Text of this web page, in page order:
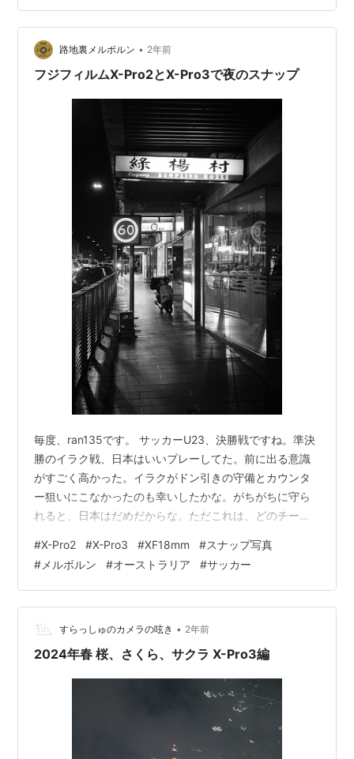
路地裏メルボルン • 2年前
フジフィルムX-Pro2とX-Pro3で夜のスナップ
毎度、ran135です。 サッカーU23、決勝戦ですね。準決
勝のイラク戦、日本はいいプレーしてた。前に出る意識
がすごく高かった。イラクがドン引きの守備とカウンタ
ー狙いにこなかったのも幸いしたかな。がちがちに守ら
れると、日本はだめだからな。ただこれは、どのチーム
らい。とにかく、これで当面の目標だったパリ行のチケ
ットは手に入れた。 ここまでくれば、優勝してほしい。
ウズベキスタンの準々決勝、準決勝のハイライト見たけ
ど、ペナルティーエリア外からどんどん打ってくるの
で、気を付けないといけない。大きな試合でスーパーゴ
ールを決められると、試合の勢いを持ってい…
#X-Pro2 #X-Pro3 #XF18mm #スナップ写真
# メルボルン #オーストラリア #サッカー
すらっしゅのカメラの呟き • 2年前
2024年春 桜、さくら、サクラ X-Pro3編